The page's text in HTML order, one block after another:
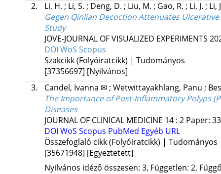
2.
Li, H. ; Li, S. ; Deng, D. ; Liu, M. ; Gao, R. ; Li, J. ; Li,
Gegen Qinlian Decoction Attenuates
Study
JOVE-JOURNAL OF VISUALIZED EXPERIMENTS
DOI WoS Scopus
Szakcikk (Folyóiratcikk) | Tudományos
[37356697] [Nyilvános]
3.
Candel, Ivanna ✉; Wetwittayakhlang, Panu ;
The Importance of Post-Inflammatory Polyps
Diseases
JOURNAL OF CLINICAL MEDICINE 14: 2 Paper:
DOI WoS Scopus PubMed Egyéb URL
Összefoglaló cikk (Folyóiratcikk) | Tudományos
[35671948] [Egyeztetett]
Nyilvános idéző összesen: 3, Független: 2,